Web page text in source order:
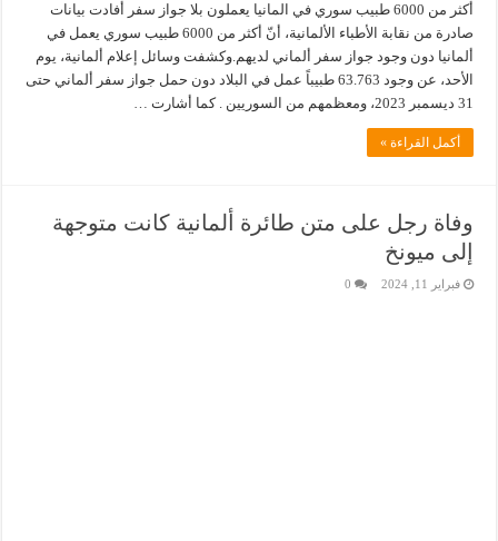
أكثر من 6000 طبيب سوري في المانيا يعملون بلا جواز سفر أفادت بيانات
صادرة من نقابة الأطباء الألمانية، أنّ أكثر من 6000 طبيب سوري يعمل في
ألمانيا دون وجود جواز سفر ألماني لديهم.وكشفت وسائل إعلام ألمانية، يوم
الأحد، عن وجود 63.763 طبيباً عمل في البلاد دون حمل جواز سفر ألماني حتى
31 ديسمبر 2023، ومعظمهم من السوريين . كما أشارت …
أكمل القراءة »
وفاة رجل على متن طائرة ألمانية كانت متوجهة
إلى ميونخ
فبراير 11, 2024 0